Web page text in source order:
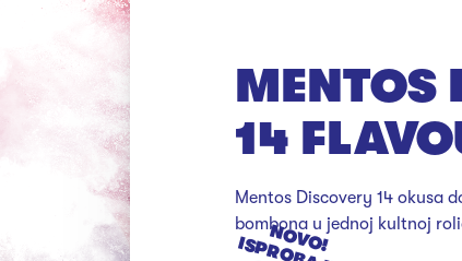
MENTOS
14
Mentos Discovery 14 okusa
bombona u jednoj kultnoj
N
O
V
P
R
O
B
A
J
E
D
M
A
H